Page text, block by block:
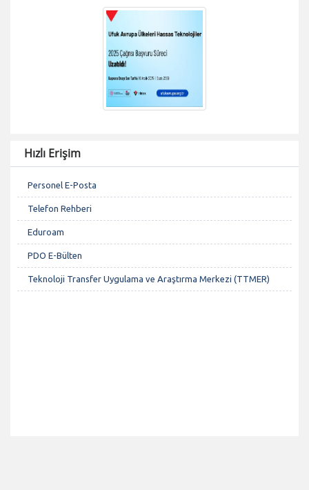
Hızlı Erişim
Personel E-Posta
Telefon Rehberi
Eduroam
PDO E-Bülten
Teknoloji Transfer Uygulama ve Araştırma Merkezi (TTMER)